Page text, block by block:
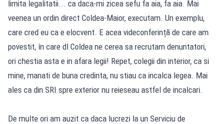
limita legalitatii... ca daca-mi zicea sefu fa aia, fa aia. Mai
veenea un ordin direct Coldea-Maior, executam. Un exemplu,
care cred eu ca e elocvent. E acea videconferință de care am
povestit, în care dl Coldea ne cerea sa recrutam denuntatori,
ori chestia asta e in afara legii! Repet, colegii din interior, ca si
mine, manati de buna credinta, nu stiau ca incalca legea. Mai
ales ca din SRI spre exterior nu reieseau astfel de incalcari.
De multe ori am auzit ca daca lucrezi la un Serviciu de